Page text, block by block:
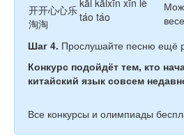
开开心心乐
淘淘
kāi kāixīn xīn lè
táo táo
Шаг 4. Прослушайте песню ещё
Конкурс подойдёт тем, кто
китайский язык совсем
Все конкурсы и олимпиады